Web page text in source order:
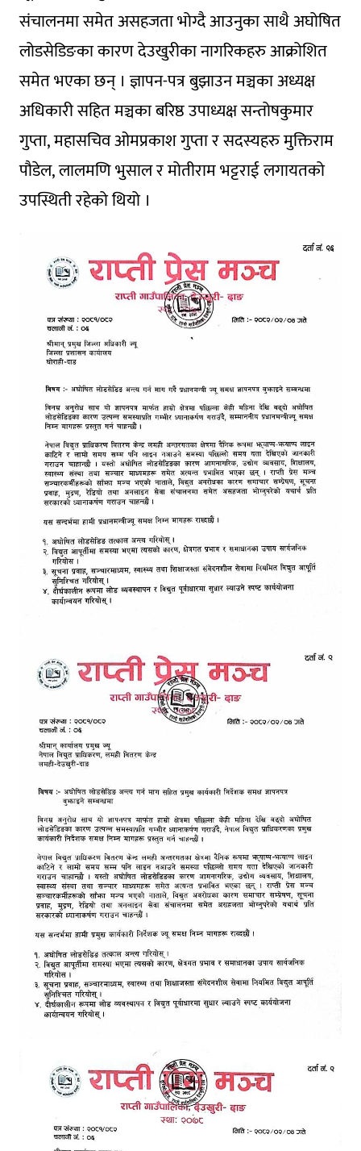
संचालनमा समेत असहजता भोग्दै आउनुका साथै अघोषित
लोडसेडिङका कारण देउखुरीका नागरिकहरु आक्रोशित
समेत भएका छन् । ज्ञापन-पत्र बुझाउन मञ्चका अध्यक्ष
अधिकारी सहित मञ्चका बरिष्ठ उपाध्यक्ष सन्तोषकुमार
गुप्ता, महासचिव ओमप्रकाश गुप्ता र सदस्यहरु मुक्तिराम
पौडेल, लालमणि भुसाल र मोतीराम भट्टराई लगायतको
उपस्थिती रहेको थियो ।